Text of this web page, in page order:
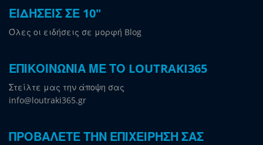
ΕΙΔΗΣΕΙΣ ΣΕ 10"
Όλες οι ειδήσεις σε μορφή Blog
ΕΠΙΚΟΙΝΩΝΙΑ ΜΕ ΤΟ LOUTRAKI365
Στείλτε μας την άποψη σας
info@loutraki365.gr
ΠΡΟΒΑΛΕΤΕ ΤΗΝ ΕΠΙΧΕΙΡΗΣΗ ΣΑΣ